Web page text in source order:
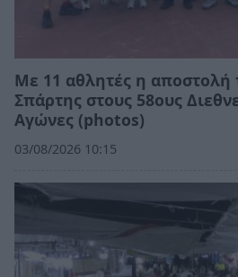
Με 11 αθλητές η αποστολή
Σπάρτης στους 58ους
Αγώνες (photos)
03/08/2026 10:15